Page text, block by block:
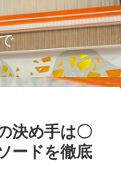
決め手は〇
ードを徹底